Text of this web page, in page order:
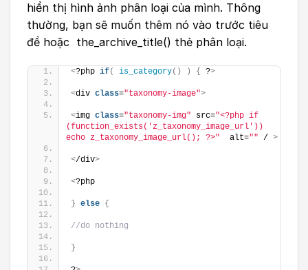
hiển thị hình ảnh phân loại của mình. Thông
thường, bạn sẽ muốn thêm nó vào trước tiêu
đề hoặc the_archive_title() thẻ phân loại.
<?php if( is_category() ) { ?>
<div class="taxonomy-image">
<img class="taxonomy-img" src="<?php if
(function_exists('z_taxonomy_image_url'))
echo z_taxonomy_image_url(); ?>"
  alt=
"" / >
</div>
<?php
} else {
//do nothing
}